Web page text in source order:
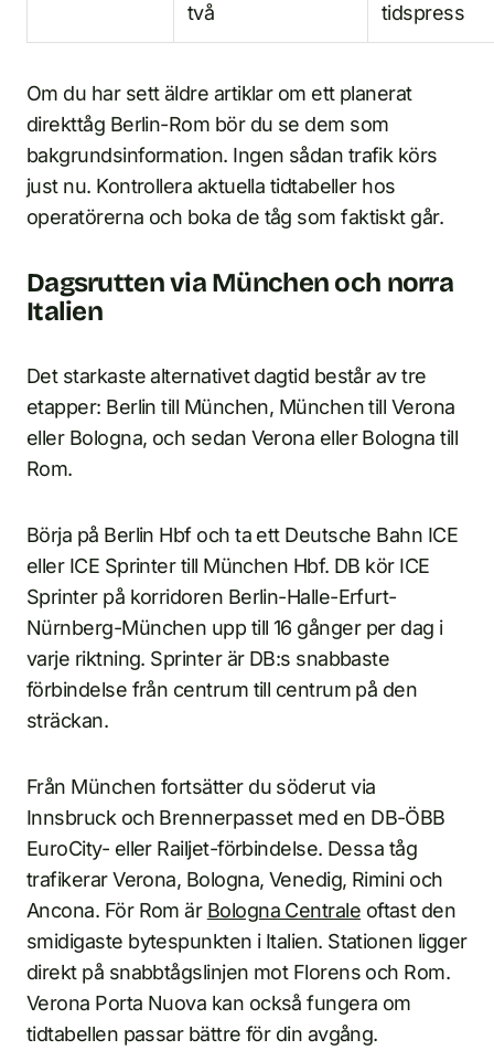
två tidspress
Om du har sett äldre artiklar om ett planerat
direkttåg Berlin-Rom bör du se dem som
bakgrundsinformation. Ingen sådan trafik körs
just nu. Kontrollera aktuella tidtabeller hos
operatörerna och boka de tåg som faktiskt går.
Dagsrutten via München och norra
Italien
Det starkaste alternativet dagtid består av tre
etapper: Berlin till München, München till Verona
eller Bologna, och sedan Verona eller Bologna till
Rom.
Börja på Berlin Hbf och ta ett Deutsche Bahn ICE
eller ICE Sprinter till München Hbf. DB kör ICE
Sprinter på korridoren Berlin-Halle-Erfurt-
Nürnberg-München upp till 16 gånger per dag i
varje riktning. Sprinter är DB:s snabbaste
förbindelse från centrum till centrum på den
sträckan.
Från München fortsätter du söderut via
Innsbruck och Brennerpasset med en DB-ÖBB
EuroCity- eller Railjet-förbindelse. Dessa tåg
trafikerar Verona, Bologna, Venedig, Rimini och
Ancona. För Rom är Bologna Centrale oftast den
smidigaste bytespunkten i Italien. Stationen ligger
direkt på snabbtågslinjen mot Florens och Rom.
Verona Porta Nuova kan också fungera om
tidtabellen passar bättre för din avgång.